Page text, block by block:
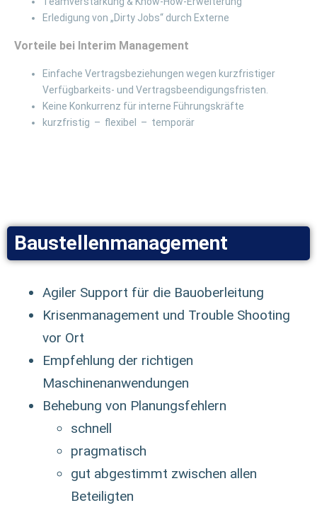
Erledigung von „Dirty Jobs“ durch Externe
Vorteile bei Interim Management
Einfache Vertragsbeziehungen wegen kurzfristiger
Verfügbarkeits- und Vertragsbeendigungsfristen.
Keine Konkurrenz für interne Führungskräfte
kurzfristig – flexibel – temporär
Baustellenmanagement
Agiler Support für die Bauoberleitung
Krisenmanagement und Trouble Shooting
vor Ort
Empfehlung der richtigen
Maschinenanwendungen
Behebung von Planungsfehlern
schnell
pragmatisch
gut abgestimmt zwischen allen
Beteiligten